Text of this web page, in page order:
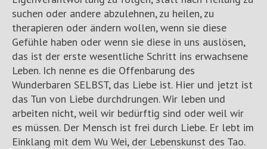
suchen oder andere abzulehnen, zu heilen, zu
therapieren oder ändern wollen, wenn sie diese
Gefühle haben oder wenn sie diese in uns auslösen,
das ist der erste wesentliche Schritt ins erwachsene
Leben. Ich nenne es die Offenbarung des
Wunderbaren SELBST, das Liebe ist. Hier und jetzt ist
das Tun von Liebe durchdrungen. Wir leben und
arbeiten nicht, weil wir bedürftig sind oder weil wir
es müssen. Der Mensch ist frei durch Liebe. Er lebt im
Einklang mit dem Wu Wei, der Lebenskunst des Tao.